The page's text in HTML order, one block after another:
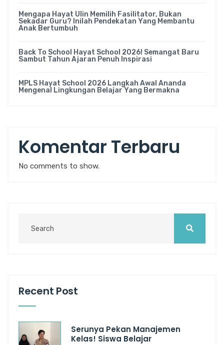
Mengapa Hayat Ulin Memilih Fasilitator, Bukan
Sekadar Guru? Inilah Pendekatan Yang Membantu
Anak Bertumbuh
Back To School Hayat School 2026! Semangat Baru
Sambut Tahun Ajaran Penuh Inspirasi
MPLS Hayat School 2026 Langkah Awal Ananda
Mengenal Lingkungan Belajar Yang Bermakna
Komentar Terbaru
No comments to show.
Recent Post
Serunya Pekan Manajemen
Kelas! Siswa Belajar